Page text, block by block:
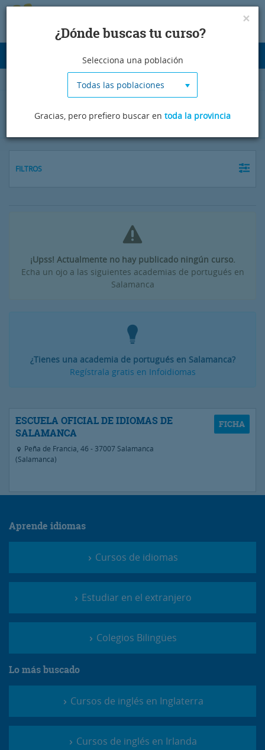
Cursos de portugués en Salamanca
FILTROS
¡Upss! Actualmente no hay publicado ningún curso.
Echa un ojo a las siguientes academias de portugués en
Salamanca
¿Tienes una academia de portugués en Salamanca?
Regístrala gratis en Infoidiomas
ESCUELA OFICIAL DE IDIOMAS DE
SALAMANCA
Peña de Francia, 46 - 37007 Salamanca
(Salamanca)
×
¿Dónde buscas tu curso?
Selecciona una población
Todas las poblaciones
Gracias, pero prefiero buscar en toda la provincia
Aprende idiomas
Cursos de idiomas
Estudiar en el extranjero
Colegios Bilingües
Lo más buscado
Cursos de inglés en Inglaterra
Cursos de inglés en Irlanda